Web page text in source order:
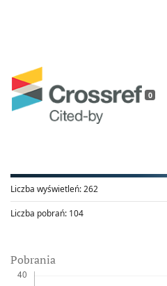
0
Liczba wyświetleń:262
Liczba pobrań: 104
Pobrania